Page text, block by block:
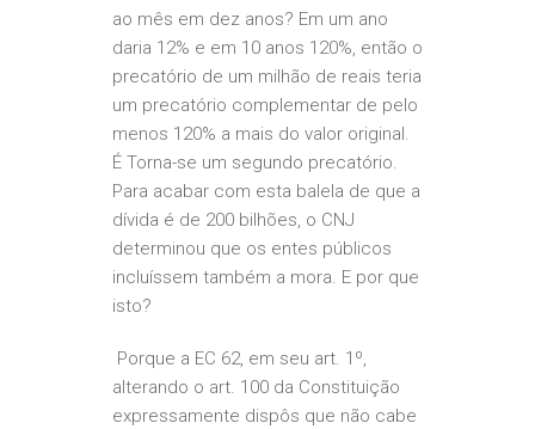
ao mês em dez anos? Em um ano
daria 12% e em 10 anos 120%, então o
precatório de um milhão de reais teria
um precatório complementar de pelo
menos 120% a mais do valor original.
É Torna-se um segundo precatório.
Para acabar com esta balela de que a
dívida é de 200 bilhões, o CNJ
determinou que os entes públicos
incluíssem também a mora. E por que
isto?
Porque a EC 62, em seu art. 1º,
alterando o art. 100 da Constituição
expressamente dispôs que não cabe